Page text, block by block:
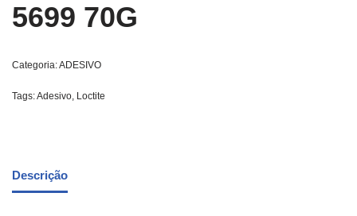
5699 70G
Categoria:ADESIVO
Tags:Adesivo, Loctite
Descrição